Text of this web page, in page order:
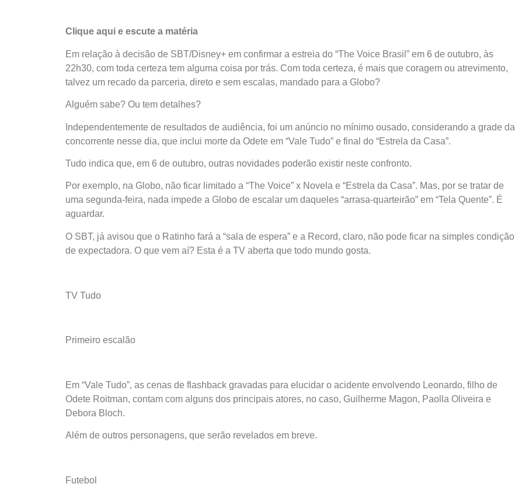
Clique aqui e escute a matéria
Em relação à decisão de SBT/Disney+ em confirmar a estreia do “The Voice Brasil” em 6 de outubro, às
22h30, com toda certeza tem alguma coisa por trás. Com toda certeza, é mais que coragem ou atrevimento,
talvez um recado da parceria, direto e sem escalas, mandado para a Globo?
Alguém sabe? Ou tem detalhes?
Independentemente de resultados de audiência, foi um anúncio no mínimo ousado, considerando a grade da
concorrente nesse dia, que inclui morte da Odete em “Vale Tudo” e final do “Estrela da Casa”.
Tudo indica que, em 6 de outubro, outras novidades poderão existir neste confronto.
Por exemplo, na Globo, não ficar limitado a “The Voice” x Novela e “Estrela da Casa”. Mas, por se tratar de
uma segunda-feira, nada impede a Globo de escalar um daqueles “arrasa-quarteirão” em “Tela Quente”. É
aguardar.
O SBT, já avisou que o Ratinho fará a “sala de espera” e a Record, claro, não pode ficar na simples condição
de expectadora. O que vem aí? Esta é a TV aberta que todo mundo gosta.
TV Tudo
Primeiro escalão
Em “Vale Tudo”, as cenas de flashback gravadas para elucidar o acidente envolvendo Leonardo, filho de
Odete Roitman, contam com alguns dos principais atores, no caso, Guilherme Magon, Paolla Oliveira e
Debora Bloch.
Além de outros personagens, que serão revelados em breve.
Futebol